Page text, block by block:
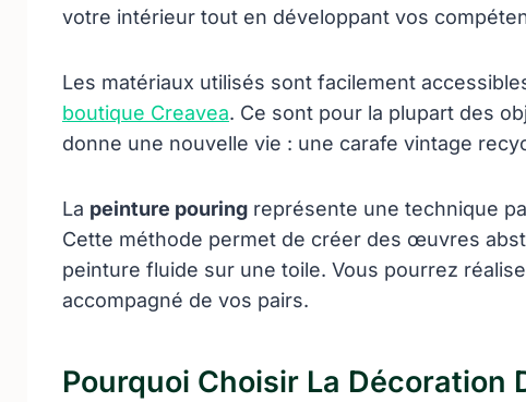
votre intérieur tout en développant vos
Les matériaux utilisés sont facilement
boutique Creavea. Ce sont pour la plupart des
donne une nouvelle vie : une carafe vintage
La peinture pouring représente une technique
Cette méthode permet de créer des œuvres
peinture fluide sur une toile. Vous pourrez
accompagné de vos pairs.
Pourquoi Choisir La Décoration